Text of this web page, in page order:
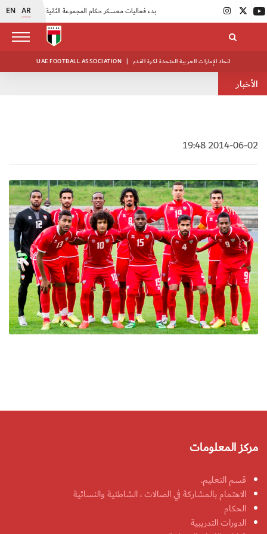
EN AR |
UAE FOOTBALL ASSOCIATION | اتحاد الإمارات العربية المتحدة لكرة القدم
الأخبار
2014-06-02 19:48
مركز المعلومات
قسم التعليم.
الاهتمام بالمشاركة في الصالات ، الشاطئية والنسائية
الحكام
الدورات التدريبية